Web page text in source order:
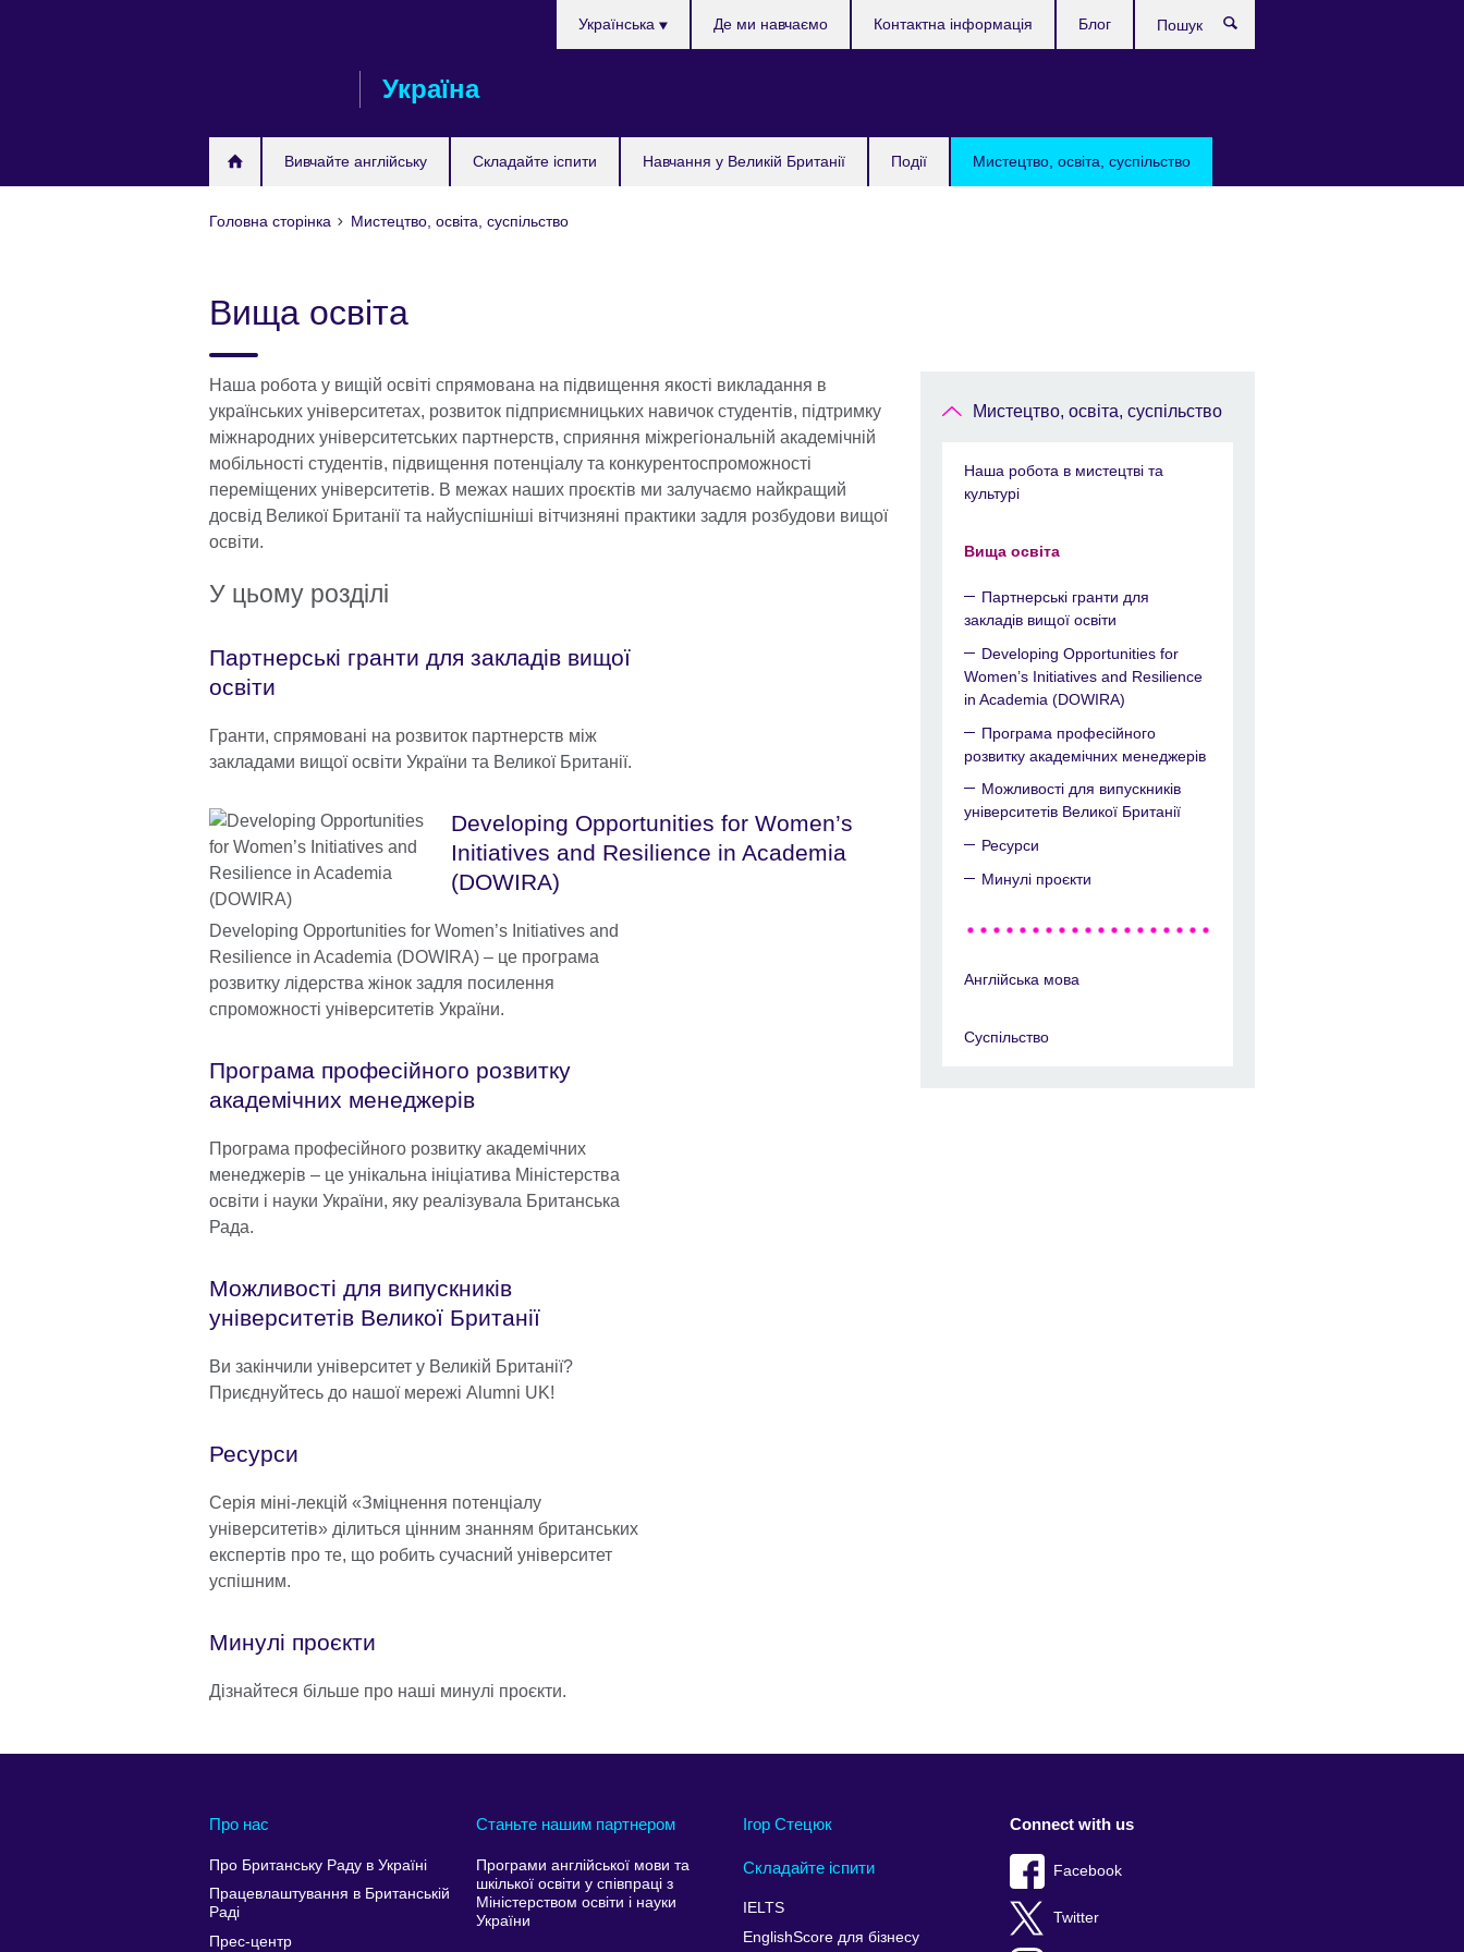
Україна
Вивчайте англійську Складайте іспити Навчання у Великій Британії Події Мистецтво, освіта, суспільство
Українська Де ми навчаємо Контактна інформація Блог
Головна сторінка Мистецтво, освіта, суспільство
Вища освіта
Наша робота у вищій освіті спрямована на підвищення якості викладання в
українських університетах, розвиток підприємницьких навичок студентів, підтримку
міжнародних університетських партнерств, сприяння міжрегіональній академічній
мобільності студентів, підвищення потенціалу та конкурентоспроможності
переміщених університетів. В межах наших проєктів ми залучаємо найкращий
досвід Великої Британії та найуспішніші вітчизняні практики задля розбудови вищої
освіти.
У цьому розділі
Партнерські гранти для закладів вищої
освіти
Гранти, спрямовані на розвиток партнерств між
закладами вищої освіти України та Великої Британії.
Developing Opportunities for Women’s
Initiatives and Resilience in Academia
(DOWIRA)
Developing Opportunities for Women’s Initiatives and
Resilience in Academia (DOWIRA) – це програма
розвитку лідерства жінок задля посилення
спроможності університетів України.
Програма професійного розвитку
академічних менеджерів
Програма професійного розвитку академічних
менеджерів – це унікальна ініціатива Міністерства
освіти і науки України, яку реалізувала Британська
Рада.
Можливості для випускників
університетів Великої Британії
Ви закінчили університет у Великій Британії?
Приєднуйтесь до нашої мережі Alumni UK!
Ресурси
Серія міні-лекцій «Зміцнення потенціалу
університетів» ділиться цінним знанням британських
експертів про те, що робить сучасний університет
успішним.
Минулі проєкти
Дізнайтеся більше про наші минулі проєкти.
Мистецтво, освіта, суспільство
Наша робота в мистецтві та
культурі
Вища освіта
Партнерські гранти для
закладів вищої освіти
Developing Opportunities for
Women’s Initiatives and Resilience
in Academia (DOWIRA)
Програма професійного
розвитку академічних менеджерів
Можливості для випускників
університетів Великої Британії
Ресурси
Минулі проєкти
Англійська мова
Суспільство
Про нас
Про Британську Раду в Україні
Працевлаштування в Британській
Раді
Прес-центр
Станьте нашим партнером
Програми англійської мови та
шкілької освіти у співпраці з
Міністерством освіти і науки
України
Ігор Стецюк
Складайте іспити
IELTS
EnglishScore для бізнесу
Connect with us
Facebook
Twitter